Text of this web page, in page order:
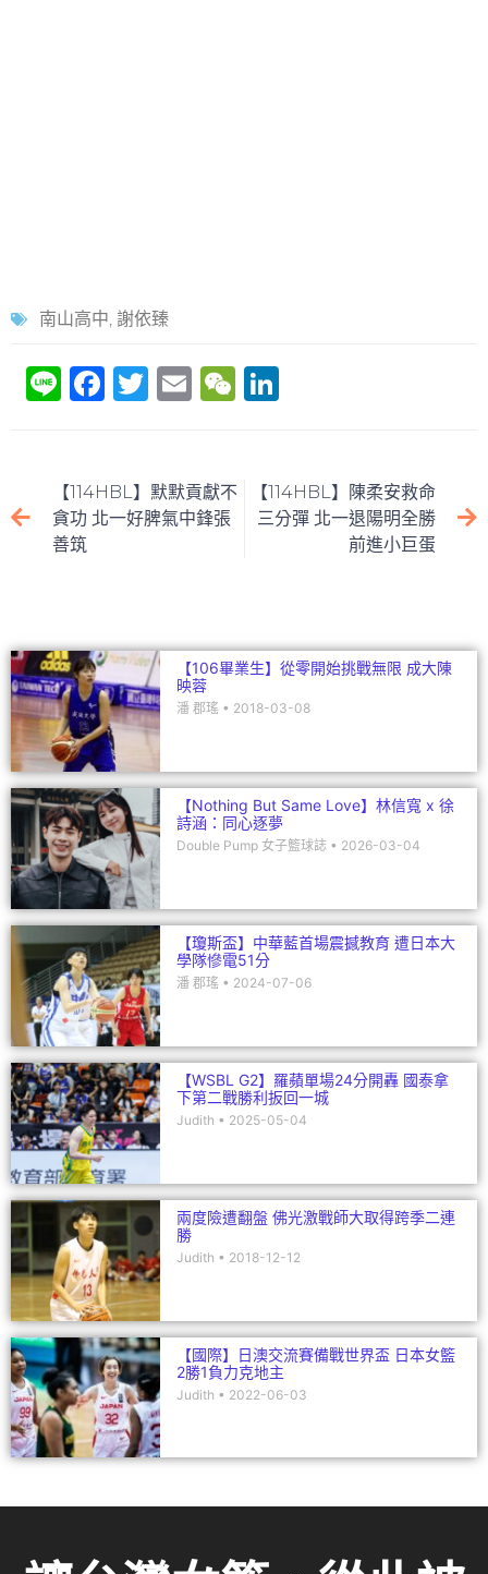
南山高中, 謝依臻
Li F
e
b
T
er
E
l
W
h
at
e
dI
【114HBL】默默貢獻不
貪功 北一好脾氣中鋒張
善筑
【114HBL】陳柔安救命
三分彈 北一退陽明全勝
前進小巨蛋
【106畢業生】從零開始挑戰無限 成大陳
映蓉
潘 郡瑤 2018-03-08
【Nothing But Same Love】林信寬 x 徐
詩涵：同心逐夢
Double Pump 女子籃球誌 2026-03-04
【瓊斯盃】中華藍首場震撼教育 遭日本大
學隊慘電51分
潘 郡瑤 2024-07-06
【WSBL G2】羅蘋單場24分開轟 國泰拿
下第二戰勝利扳回一城
Judith 2025-05-04
兩度險遭翻盤 佛光激戰師大取得跨季二連
勝
Judith 2018-12-12
【國際】日澳交流賽備戰世界盃 日本女籃
2勝1負力克地主
Judith 2022-06-03